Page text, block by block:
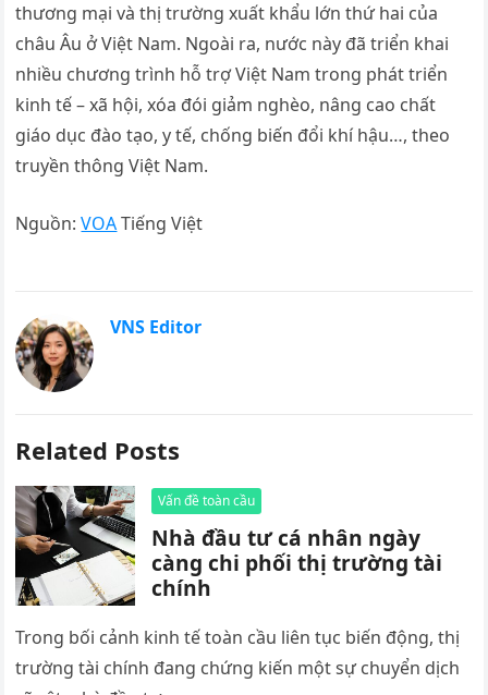
thương mại và thị trường xuất khẩu lớn thứ hai của
châu Âu ở Việt Nam. Ngoài ra, nước này đã triển khai
nhiều chương trình hỗ trợ Việt Nam trong phát triển
kinh tế – xã hội, xóa đói giảm nghèo, nâng cao chất
giáo dục đào tạo, y tế, chống biến đổi khí hậu…, theo
truyền thông Việt Nam.
Nguồn:VOATiếng Việt
VNS Editor
Related Posts
Vấn đề toàn cầu
Nhà đầu tư cá nhân ngày
càng chi phối thị trường tài
chính
Trong bối cảnh kinh tế toàn cầu liên tục biến động, thị
trường tài chính đang chứng kiến một sự chuyển dịch